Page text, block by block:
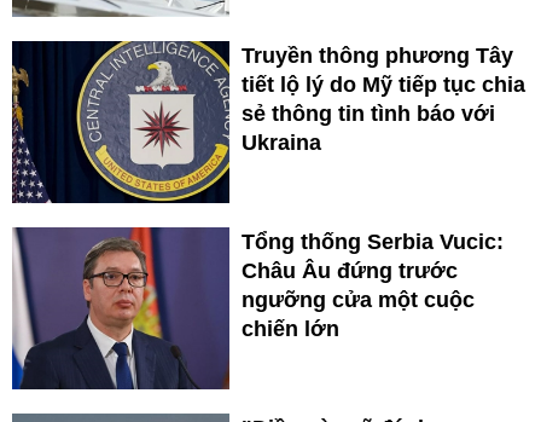
Truyền thông phương Tây
tiết lộ lý do Mỹ tiếp tục chia
sẻ thông tin tình báo với
Ukraina
Tổng thống Serbia Vucic:
Châu Âu đứng trước
ngưỡng cửa một cuộc
chiến lớn